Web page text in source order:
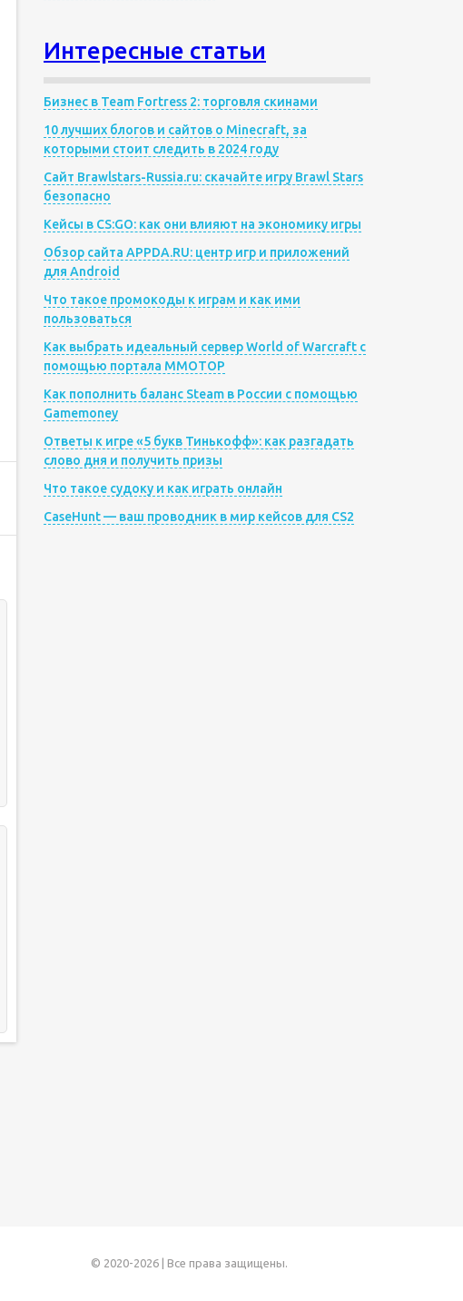
Интересные статьи
Бизнес в Team Fortress 2: торговля скинами
10 лучших блогов и сайтов о Minecraft, за
которыми стоит следить в 2024 году
Сайт Brawlstars-Russia.ru: скачайте игру Brawl Stars
безопасно
Кейсы в CS:GO: как они влияют на экономику игры
Обзор сайта APPDA.RU: центр игр и приложений
для Android
Что такое промокоды к играм и как ими
пользоваться
Как выбрать идеальный сервер World of Warcraft с
помощью портала MMOTOP
Как пополнить баланс Steam в России с помощью
Gamemoney
Ответы к игре «5 букв Тинькофф»: как разгадать
слово дня и получить призы
Что такое судоку и как играть онлайн
CaseHunt — ваш проводник в мир кейсов для CS2
© 2020-2026 | Все права защищены.